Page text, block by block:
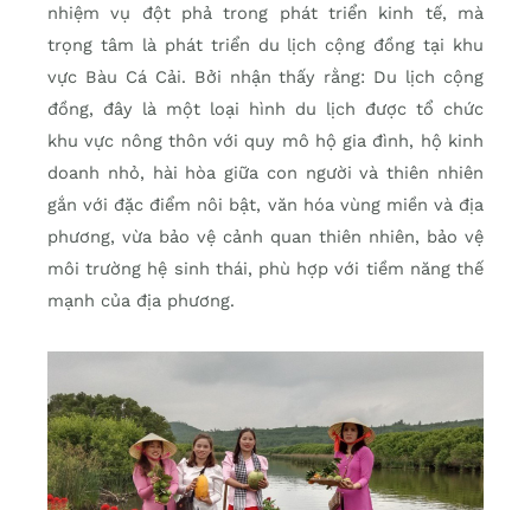
nhiệm vụ đột phả trong phát triển kinh tế, mà
trọng tâm là phát triển du lịch cộng đồng tại khu
vực Bàu Cá Cải. Bởi nhận thấy rằng: Du lịch cộng
đồng, đây là một loại hình du lịch được tổ chức
khu vực nông thôn với quy mô hộ gia đình, hộ kinh
doanh nhỏ, hài hòa giữa con người và thiên nhiên
gắn với đặc điểm nôi bật, văn hóa vùng miền và địa
phương, vừa bảo vệ cảnh quan thiên nhiên, bảo vệ
môi trường hệ sinh thái, phù hợp với tiềm năng thế
mạnh của địa phương.